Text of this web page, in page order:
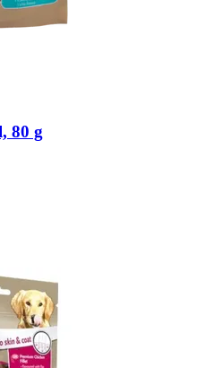
80 g